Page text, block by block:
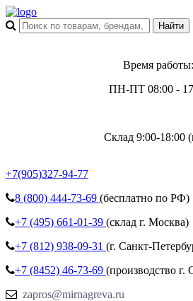
Время работы:
ПН-ПТ 08:00 -
Склад 9:00-18:00
+7(905)327-94-77
8 (800) 444-73-69 (бесплатно по РФ)
+7 (495) 661-01-39 (склад г. Москва)
+7 (812) 938-09-31 (г. Санкт-
+7 (8452) 46-73-69 (производство г.
zapros@mirnagreva.ru